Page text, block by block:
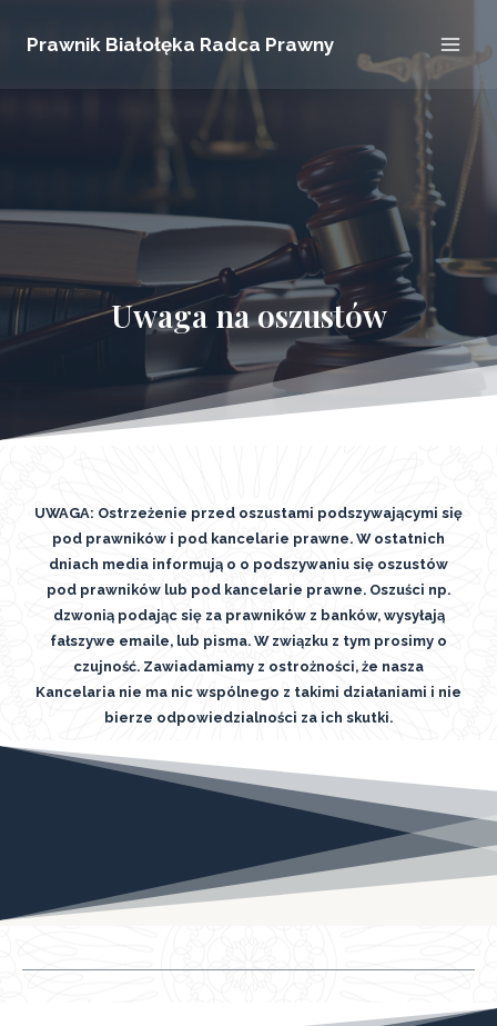
Prawnik Białołęka Radca Prawny
Uwaga na oszustów
UWAGA: Ostrzeżenie przed oszustami podszywającymi się
pod prawników i pod kancelarie prawne. W ostatnich
dniach media informują o o podszywaniu się oszustów
pod prawników lub pod kancelarie prawne. Oszuści np.
dzwonią podając się za prawników z banków, wysyłają
fałszywe emaile, lub pisma. W związku z tym prosimy o
czujność. Zawiadamiamy z ostrożności, że nasza
Kancelaria nie ma nic wspólnego z takimi działaniami i nie
bierze odpowiedzialności za ich skutki.